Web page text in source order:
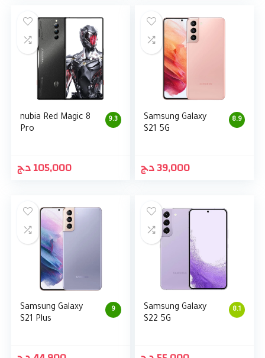
9.3
nubia Red Magic 8
Pro
105,000د.ج
8.9
Samsung Galaxy
S21 5G
39,000د.ج
9
Samsung Galaxy
S21 Plus
8.1
Samsung Galaxy
S22 5G